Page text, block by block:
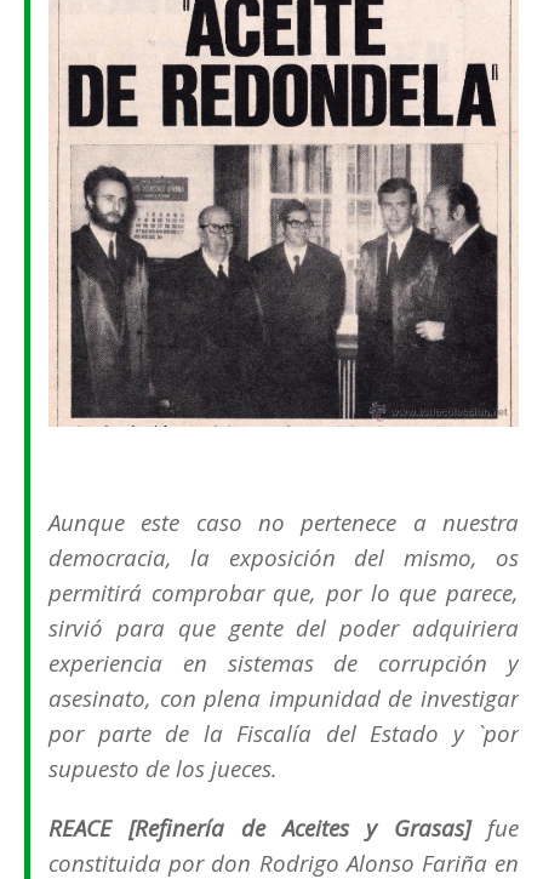
Aunque este caso no pertenece a nuestra
democracia, la exposición del mismo, os
permitirá comprobar que, por lo que parece,
sirvió para que gente del poder adquiriera
experiencia en sistemas de corrupción y
asesinato, con plena impunidad de investigar
por parte de la Fiscalía del Estado y `por
supuesto de los jueces.
REACE [Refinería de Aceites y Grasas]fue
constituida por don Rodrigo Alonso Fariña en